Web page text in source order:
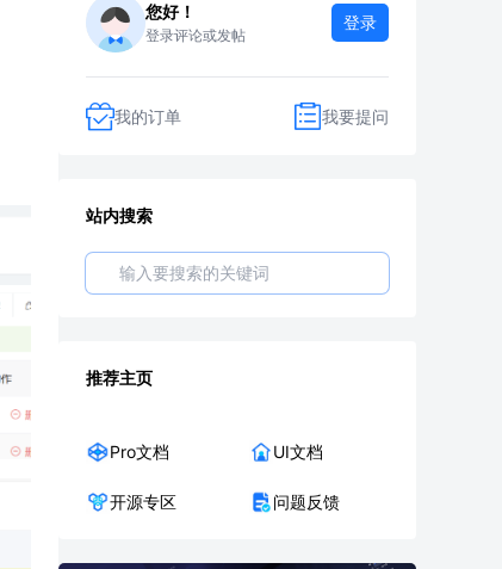
您好！
登录评论或发帖
登录
我的订单 我要提问
站内搜索
推荐主页
Pro文档 UI文档
开源专区 问题反馈